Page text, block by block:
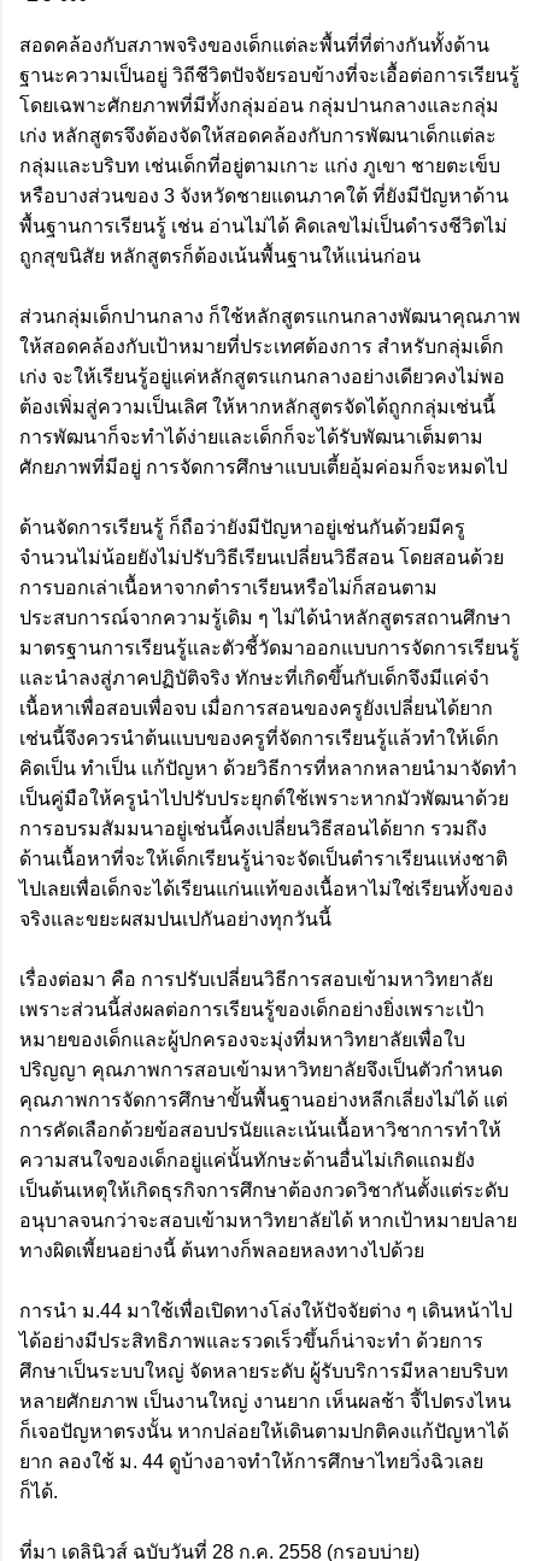
สอดคล้องกับสภาพจริงของเด็กแต่ละพื้นที่ที่ต่างกันทั้งด้าน
ฐานะความเป็นอยู่ วิถีชีวิตปัจจัยรอบข้างที่จะเอื้อต่อการเรียนรู้
โดยเฉพาะศักยภาพที่มีทั้งกลุ่มอ่อน กลุ่มปานกลางและกลุ่ม
เก่ง หลักสูตรจึงต้องจัดให้สอดคล้องกับการพัฒนาเด็กแต่ละ
กลุ่มและบริบท เช่นเด็กที่อยู่ตามเกาะ แก่ง ภูเขา ชายตะเข็บ
หรือบางส่วนของ 3 จังหวัดชายแดนภาคใต้ ที่ยังมีปัญหาด้าน
พื้นฐานการเรียนรู้ เช่น อ่านไม่ได้ คิดเลขไม่เป็นดำรงชีวิตไม่
ถูกสุขนิสัย หลักสูตรก็ต้องเน้นพื้นฐานให้แน่นก่อน
ส่วนกลุ่มเด็กปานกลาง ก็ใช้หลักสูตรแกนกลางพัฒนาคุณภาพ
ให้สอดคล้องกับเป้าหมายที่ประเทศต้องการ สำหรับกลุ่มเด็ก
เก่ง จะให้เรียนรู้อยู่แค่หลักสูตรแกนกลางอย่างเดียวคงไม่พอ
ต้องเพิ่มสู่ความเป็นเลิศ ให้หากหลักสูตรจัดได้ถูกกลุ่มเช่นนี้
การพัฒนาก็จะทำได้ง่ายและเด็กก็จะได้รับพัฒนาเต็มตาม
ศักยภาพที่มีอยู่ การจัดการศึกษาแบบเตี้ยอุ้มค่อมก็จะหมดไป
ด้านจัดการเรียนรู้ ก็ถือว่ายังมีปัญหาอยู่เช่นกันด้วยมีครู
จำนวนไม่น้อยยังไม่ปรับวิธีเรียนเปลี่ยนวิธีสอน โดยสอนด้วย
การบอกเล่าเนื้อหาจากตำราเรียนหรือไม่ก็สอนตาม
ประสบการณ์จากความรู้เดิม ๆ ไม่ได้นำหลักสูตรสถานศึกษา
มาตรฐานการเรียนรู้และตัวชี้วัดมาออกแบบการจัดการเรียนรู้
และนำลงสู่ภาคปฏิบัติจริง ทักษะที่เกิดขึ้นกับเด็กจึงมีแค่จำ
เนื้อหาเพื่อสอบเพื่อจบ เมื่อการสอนของครูยังเปลี่ยนได้ยาก
เช่นนี้จึงควรนำต้นแบบของครูที่จัดการเรียนรู้แล้วทำให้เด็ก
คิดเป็น ทำเป็น แก้ปัญหา ด้วยวิธีการที่หลากหลายนำมาจัดทำ
เป็นคู่มือให้ครูนำไปปรับประยุกต์ใช้เพราะหากมัวพัฒนาด้วย
การอบรมสัมมนาอยู่เช่นนี้คงเปลี่ยนวิธีสอนได้ยาก รวมถึง
ด้านเนื้อหาที่จะให้เด็กเรียนรู้น่าจะจัดเป็นตำราเรียนแห่งชาติ
ไปเลยเพื่อเด็กจะได้เรียนแก่นแท้ของเนื้อหาไม่ใช่เรียนทั้งของ
จริงและขยะผสมปนเปกันอย่างทุกวันนี้
เรื่องต่อมา คือ การปรับเปลี่ยนวิธีการสอบเข้ามหาวิทยาลัย
เพราะส่วนนี้ส่งผลต่อการเรียนรู้ของเด็กอย่างยิ่งเพราะเป้า
หมายของเด็กและผู้ปกครองจะมุ่งที่มหาวิทยาลัยเพื่อใบ
ปริญญา คุณภาพการสอบเข้ามหาวิทยาลัยจึงเป็นตัวกำหนด
คุณภาพการจัดการศึกษาขั้นพื้นฐานอย่างหลีกเลี่ยงไม่ได้ แต่
การคัดเลือกด้วยข้อสอบปรนัยและเน้นเนื้อหาวิชาการทำให้
ความสนใจของเด็กอยู่แค่นั้นทักษะด้านอื่นไม่เกิดแถมยัง
เป็นต้นเหตุให้เกิดธุรกิจการศึกษาต้องกวดวิชากันตั้งแต่ระดับ
อนุบาลจนกว่าจะสอบเข้ามหาวิทยาลัยได้ หากเป้าหมายปลาย
ทางผิดเพี้ยนอย่างนี้ ต้นทางก็พลอยหลงทางไปด้วย
การนำ ม.44 มาใช้เพื่อเปิดทางโล่งให้ปัจจัยต่าง ๆ เดินหน้าไป
ได้อย่างมีประสิทธิภาพและรวดเร็วขึ้นก็น่าจะทำ ด้วยการ
ศึกษาเป็นระบบใหญ่ จัดหลายระดับ ผู้รับบริการมีหลายบริบท
หลายศักยภาพ เป็นงานใหญ่ งานยาก เห็นผลช้า จี้ไปตรงไหน
ก็เจอปัญหาตรงนั้น หากปล่อยให้เดินตามปกติคงแก้ปัญหาได้
ยาก ลองใช้ ม. 44 ดูบ้างอาจทำให้การศึกษาไทยวิ่งฉิวเลย
ก็ได้.
ที่มา เดลินิวส์ ฉบับวันที่ 28 ก.ค. 2558 (กรอบบ่าย)